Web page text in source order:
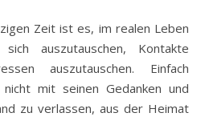
Zeit ist es, im realen Leben
auszutauschen, Kontakte
auszutauschen. Einfach
mit seinen Gedanken und
zu verlassen, aus der Heimat